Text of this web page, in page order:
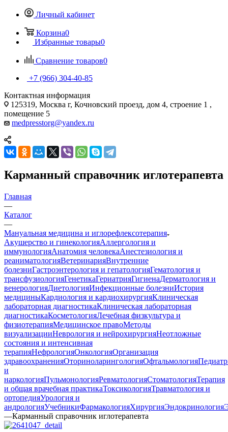
Личный кабинет
Корзина0
Избранные товары0
Сравнение товаров0
+7 (966) 304-40-85
Контактная информация
125319, Москва г, Кочновский проезд, дом 4, строение 1 ,
помещение 5
medpresstorg@yandex.ru
Карманный справочник иглотерапевта
Главная
—
Каталог
—
Мануальная медицина и иглорефлексотерапия
Акушерство и гинекологияАллергология и
иммунологияАнатомия человекаАнестезиология и
реаниматологияВетеринарияВнутренние
болезниГастроэнтерология и гепатологияГематология и
трансфузиологияГенетикаГериатрияГигиенаДерматология и
венерологияДиетологияИнфекционные болезниИстория
медициныКардиология и кардиохирургияКлиническая
лабораторная диагностикаКлиническая лабораторная
диагностикаКосметологияЛечебная физкультура и
физиотерапияМедицинское правоМетоды
визуализацииНеврология и нейрохирургияНеотложные
состояния и интенсивная
терапияНефрологияОнкологияОрганизация
здравоохраненияОториноларингологияОфтальмология
и
наркологияПульмонологияРевматологияСтоматологияТерапия
и общая врачебная практикаТоксикологияТравматология и
ортопедияУрология и
андрологияУчебникиФармакологияХирургияЭндокринология
—Карманный справочник иглотерапевта